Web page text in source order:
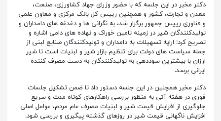
دکتر مخبر در این جلسه که با حضور وزرای جهاد کشاورزی، صنعت،
معدن و تجارت، کشور و همچنین رییس کل بانک مرکزی و معاون علمی
و فناوری رییس جمهور برگزار شد، به نگرانی ها و دغدغه های دامداران و
تولیدکنندگان شیر در زمینه تامین خوراک و نهاده های دامی اشاره و
تصریح کرد: ارایه تسهیلات به دامداران و تولیدکنندگان صنایع لبنی از
جمله سیاست های دولت برای تنظیم بازار شیر و لبنیات است تا شیر
ارزان با بیشترین سوددهی به تولیدکنندگان به دست مصرف کننده
ایرانی برسد.
دکتر مخبر همچنین در این جلسه دستور داد تا ضمن تشکیل جلسات
فوری در هفته آتی به منظور بررسی راهکارهای کوتاه مدت و سریع
جلوگیری از افزایش قیمت شیر و لبنیات مصرف عام مردم، عوامل اصلی
افزایش ناگهانی قیمت شیر در روزهای گذشته پیگیری و بررسی شود.